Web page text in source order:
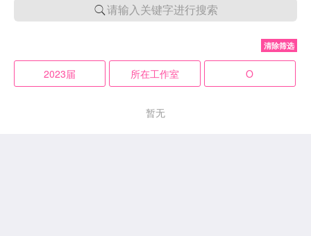
请输入关键字进行搜索
清除筛选
2023届 所在工作室 O
暂无